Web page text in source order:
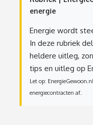
energie
Energie wordt
In deze rubriek
heldere uitleg,
tips en uitleg op
Let op:
energiecontracten af.